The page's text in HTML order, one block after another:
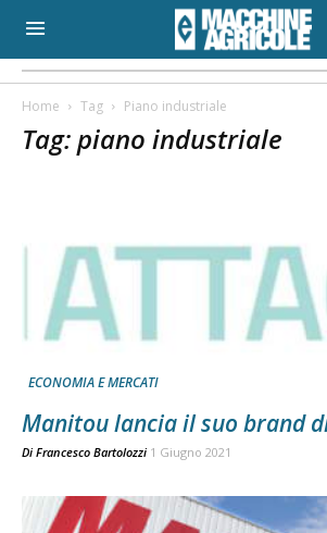
Home Tag Piano industriale
Tag: piano industriale
ECONOMIA E MERCATI
Manitou lancia il suo brand
Di Francesco Bartolozzi 1 Giugno 2021